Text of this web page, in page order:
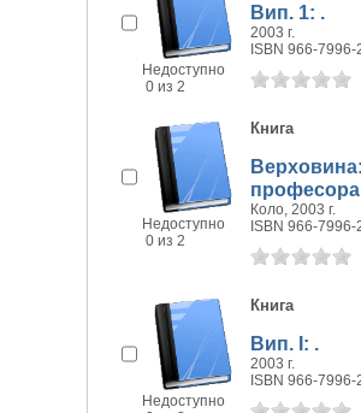
Недоступно
0 из 2
Вип. 1: .
2003 г.
ISBN 966-7996-
Недоступно
0 из 2
Книга
професора
Коло, 2003 г.
ISBN 966-7996-
Недоступно
Книга
Вип. I: .
2003 г.
ISBN 966-7996-